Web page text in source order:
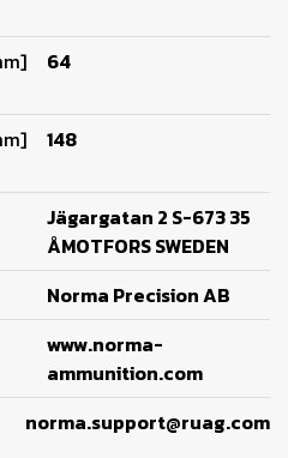
64
148
Jägargatan 2 S-673 35
ÅMOTFORS SWEDEN
Norma Precision AB
www.norma-
ammunition.com
norma.support@ruag.com